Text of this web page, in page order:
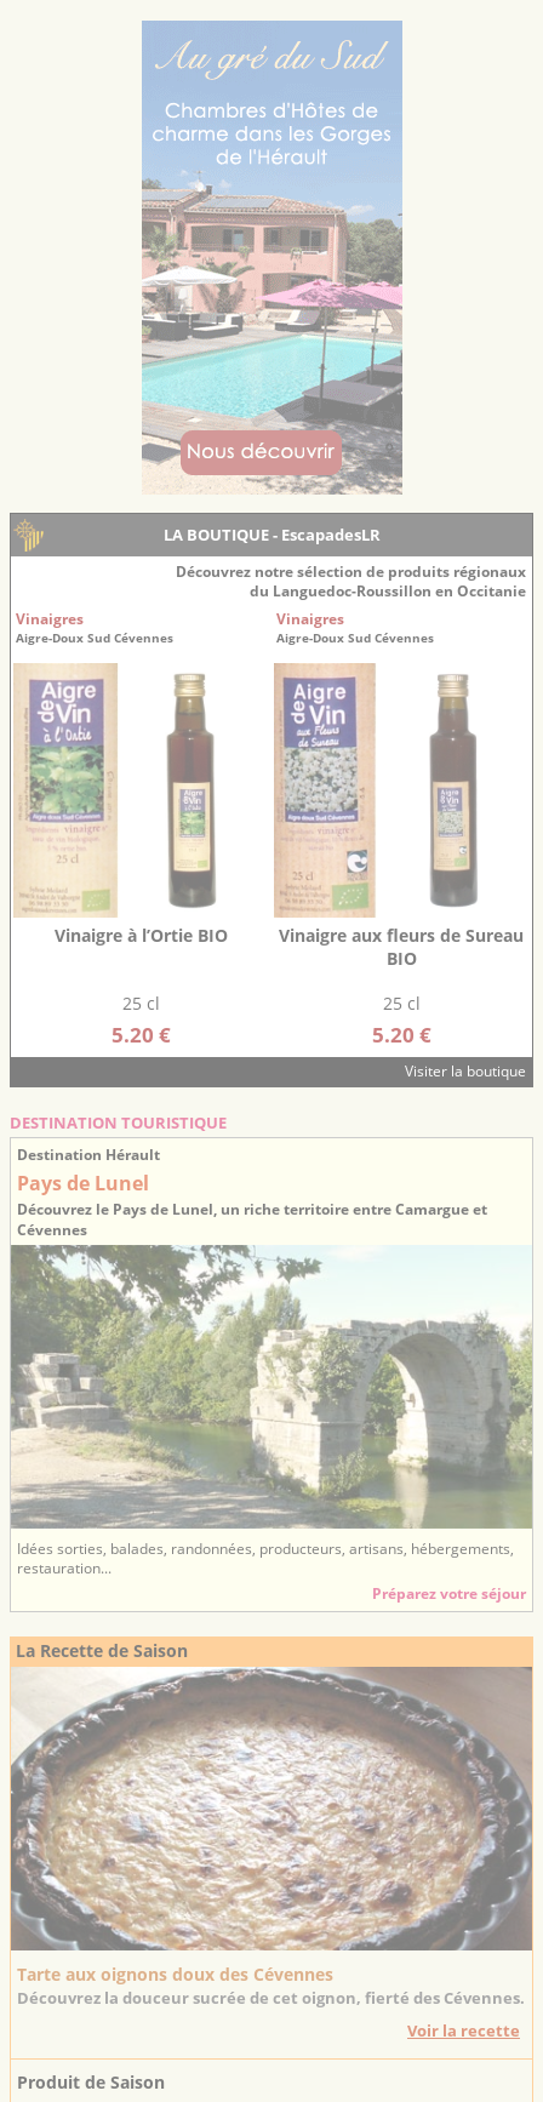
LA BOUTIQUE - EscapadesLR
Découvrez notre sélection de produits régionaux
du Languedoc-Roussillon en Occitanie
Vinaigres
Aigre-Doux Sud Cévennes
Vinaigre à l’Ortie BIO
25 cl
5.20 €
Vinaigres
Aigre-Doux Sud Cévennes
Vinaigre aux fleurs de Sureau
BIO
25 cl
5.20 €
Visiter la boutique
DESTINATION TOURISTIQUE
Destination Hérault
Pays de Lunel
Découvrez le Pays de Lunel, un riche territoire entre Camargue et
Cévennes
Idées sorties, balades, randonnées, producteurs, artisans, hébergements,
restauration...
Préparez votre séjour
La Recette de Saison
Tarte aux oignons doux des Cévennes
Découvrez la douceur sucrée de cet oignon, fierté des Cévennes.
Voir la recette
Produit de Saison